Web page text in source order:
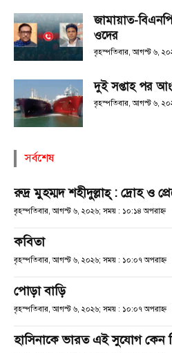
জামায়াত-
ওদের
বৃহস্পতিবার, আগস্ট ৬,
দুই সপ্তাহ পর
বৃহস্পতিবার, আগস্ট ৬,
সর্বশেষ
রুদ্র মুহম্মদ শহীদুল্লাহ্ : দ্রোহ ও
বৃহস্পতিবার, আগস্ট ৬, ২০২৬; সময় : ১০:১৪ অপরাহ্ণ
কবিতা
বৃহস্পতিবার, আগস্ট ৬, ২০২৬; সময় : ১০:০৭ অপরাহ্ণ
পোড়া বাড়ি
বৃহস্পতিবার, আগস্ট ৬, ২০২৬; সময় : ১০:০৭ অপরাহ্ণ
হাসিনাকে ভারত এই সুযোগ কেন